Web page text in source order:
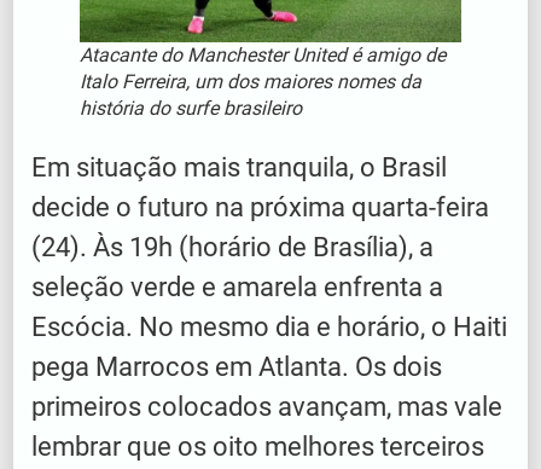
Atacante do Manchester United é amigo de
Italo Ferreira, um dos maiores nomes da
história do surfe brasileiro
Em situação mais tranquila, o Brasil
decide o futuro na próxima quarta-feira
(24). Às 19h (horário de Brasília), a
seleção verde e amarela enfrenta a
Escócia. No mesmo dia e horário, o Haiti
pega Marrocos em Atlanta. Os dois
primeiros colocados avançam, mas vale
lembrar que os oito melhores terceiros